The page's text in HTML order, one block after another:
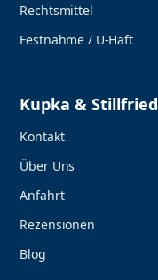
Rechtsmittel
Festnahme / U-Haft
Kupka & Stillfried
Kontakt
Über Uns
Anfahrt
Rezensionen
Blog